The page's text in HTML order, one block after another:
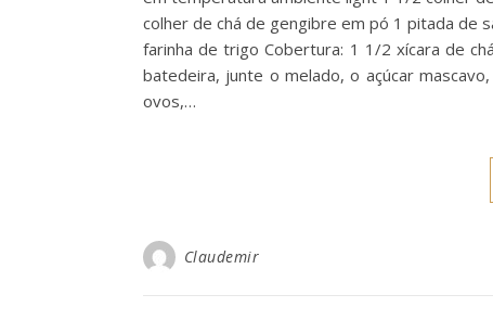
colher de chá de gengibre em pó 1 pitada de
farinha de trigo Cobertura: 1 1/2 xícara de
batedeira, junte o melado, o açúcar
ovos,…
Claudemir